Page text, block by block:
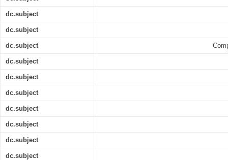
dc.subject
dc.subject
dc.subject
dc.subject
dc.subject
dc.subject
dc.subject
dc.subject
dc.subject
dc.subject